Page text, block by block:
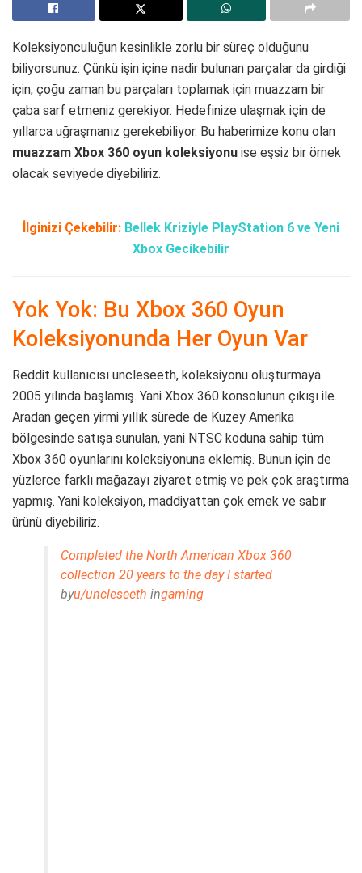
Koleksiyonculuğun kesinlikle zorlu bir süreç olduğunu
biliyorsunuz. Çünkü işin içine nadir bulunan parçalar da girdiği
için, çoğu zaman bu parçaları toplamak için muazzam bir
çaba sarf etmeniz gerekiyor. Hedefinize ulaşmak için de
yıllarca uğraşmanız gerekebiliyor. Bu haberimize konu olan
muazzam Xbox 360 oyun koleksiyonu ise eşsiz bir örnek
olacak seviyede diyebiliriz.
İlginizi Çekebilir: Bellek Kriziyle PlayStation 6 ve Yeni
Xbox Gecikebilir
Yok Yok: Bu Xbox 360 Oyun
Koleksiyonunda Her Oyun Var
Reddit kullanıcısı uncleseeth, koleksiyonu oluşturmaya
2005 yılında başlamış. Yani Xbox 360 konsolunun çıkışı ile.
Aradan geçen yirmi yıllık sürede de Kuzey Amerika
bölgesinde satışa sunulan, yani NTSC koduna sahip tüm
Xbox 360 oyunlarını koleksiyonuna eklemiş. Bunun için de
yüzlerce farklı mağazayı ziyaret etmiş ve pek çok araştırma
yapmış. Yani koleksiyon, maddiyattan çok emek ve sabır
ürünü diyebiliriz.
Completed the North American Xbox 360
collection 20 years to the day I started
byu/uncleseeth ingaming